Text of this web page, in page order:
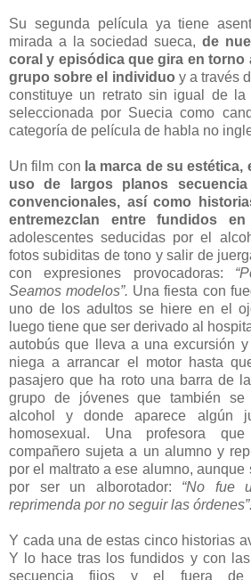
Su segunda película ya tiene
mirada a la sociedad sueca, de
coral y episódica que gira en torno
grupo sobre el individuo y a través
constituye un retrato sin igual de la
seleccionada por Suecia como
categoría de película de habla no
Un film con la marca de su estética,
uso de largos planos
convencionales, así como
entremezclan entre fundidos en
adolescentes seducidas por el
fotos subiditas de tono y salir de
con expresiones provocadoras:
Seamos modelos”. Una fiesta con
uno de los adultos se hiere en el
luego tiene que ser derivado al
autobús que lleva a una excursión
niega a arrancar el motor hasta
pasajero que ha roto una barra de
grupo de jóvenes que también se
alcohol y donde aparece algún
homosexual. Una profesora
compañero sujeta a un alumno y
por el maltrato a ese alumno,
por ser un alborotador: “No fue
reprimenda por no seguir las órdenes”.
Y cada una de estas cinco historias
Y lo hace tras los fundidos y con
secuencia fijos y el fuera de